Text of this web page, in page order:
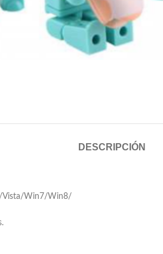
DESCRIPCIÓN
Vista/Win7/Win8/